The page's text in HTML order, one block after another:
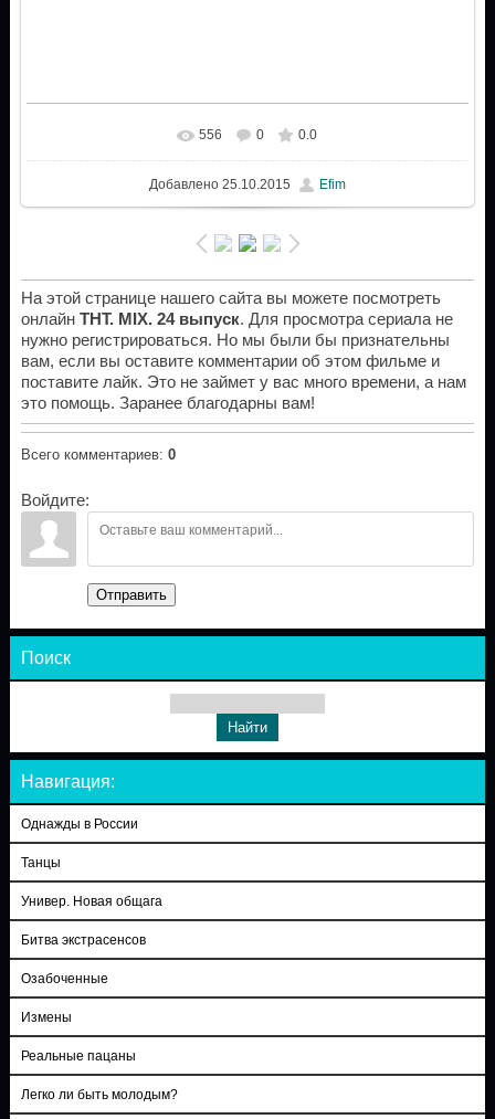
556 0 0.0
Добавлено25.10.2015 Efim
На этой странице нашего сайта вы можете посмотреть
онлайн ТНТ. MIX. 24 выпуск. Для просмотра сериала не
нужно регистрироваться. Но мы были бы признательны
вам, если вы оставите комментарии об этом фильме и
поставите лайк. Это не займет у вас много времени, а нам
это помощь. Заранее благодарны вам!
Всего комментариев: 0
Войдите:
Отправить
Поиск
Навигация:
Однажды в России
Танцы
Универ. Новая общага
Битва экстрасенсов
Озабоченные
Измены
Реальные пацаны
Легко ли быть молодым?